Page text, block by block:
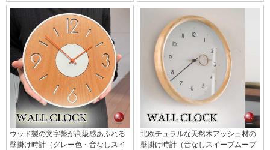
ウッド製の文字盤が高級感あふれる
壁掛け時計（グレー色・音なしスイ
北欧チュラルな天然木アッシュ材の
壁掛け時計（音なしスイープムーブ